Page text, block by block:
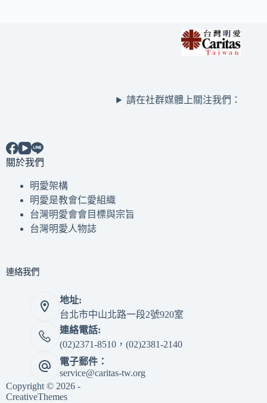
請在社群媒體上關注我們：
關於我們
明愛架構
明愛是教會仁愛組織
台灣明愛會會目標與宗旨
台灣明愛人物誌
連絡我們
地址:
台北市中山北路一段2號920室
連絡電話:
(02)2371-8510，(02)2381-2140
電子郵件：
service@caritas-tw.org
Copyright © 2026 -
CreativeThemes